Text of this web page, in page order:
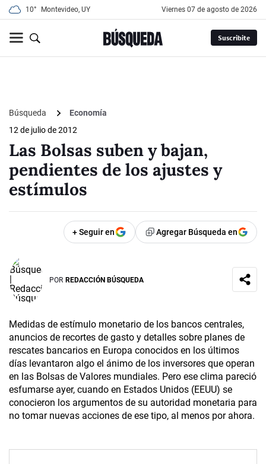
10° Montevideo, UY viernes 07 de agosto de 2026
Suscribite
Búsqueda
Economía
12 de julio de 2012
Las Bolsas suben y bajan,
pendientes de los ajustes y
estímulos
+ Seguir en Agregar Búsqueda en
POR REDACCIÓN BÚSQUEDA
Medidas de estímulo monetario de los bancos centrales,
anuncios de recortes de gasto y detalles sobre planes de
rescates bancarios en Europa conocidos en los últimos
días levantaron algo el ánimo de los inversores que operan
en las Bolsas de Valores mundiales. Pero ese clima pareció
esfumarse ayer, cuando en Estados Unidos (EEUU) se
conocieron los argumentos de su autoridad monetaria para
no tomar nuevas acciones de ese tipo, al menos por ahora.